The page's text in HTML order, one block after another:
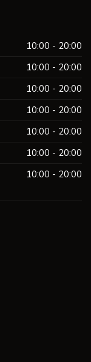
10:00 - 20:00
10:00 - 20:00
10:00 - 20:00
10:00 - 20:00
10:00 - 20:00
10:00 - 20:00
10:00 - 20:00